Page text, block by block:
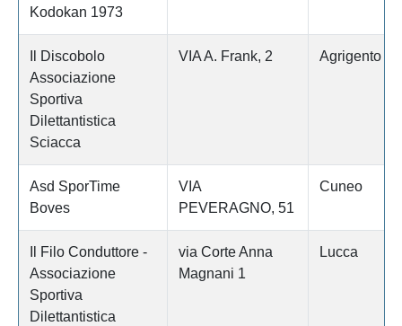
Kodokan 1973
Il Discobolo
Associazione
Sportiva
Dilettantistica
Sciacca
VIA A. Frank, 2 Agrigento
Asd SporTime
Boves
VIA
PEVERAGNO, 51
Cuneo
Il Filo Conduttore -
Associazione
Sportiva
Dilettantistica
via Corte Anna
Magnani 1
Lucca